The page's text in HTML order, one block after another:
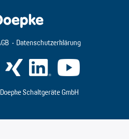
Datenschutzerklärung
Schaltgeräte GmbH